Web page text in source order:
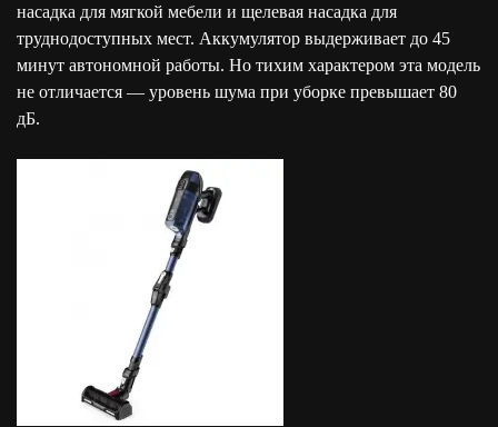
насадка для мягкой мебели и щелевая насадка для
труднодоступных мест. Аккумулятор выдерживает до 45
минут автономной работы. Но тихим характером эта модель
не отличается — уровень шума при уборке превышает 80
дБ.